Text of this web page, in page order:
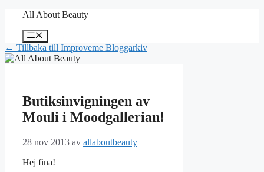
Hoppa
innehåll
All About Beauty
Meny
← Tillbaka till Improveme Bloggarkiv
Butiksinvigningen av
Mouli i Moodgallerian!
28 nov 2013 av allaboutbeauty
Hej fina!